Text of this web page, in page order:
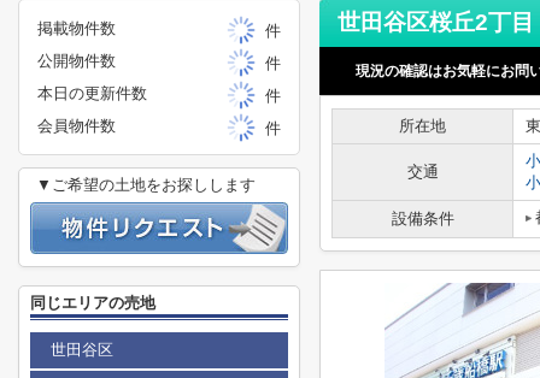
現況の確認はお気軽にお問
所在地
交通
設備条件
掲載物件数
件
公開物件数
件
本日の更新件数
件
会員物件数
件
▼ご希望の土地をお探しします
同じエリアの売地
世田谷区